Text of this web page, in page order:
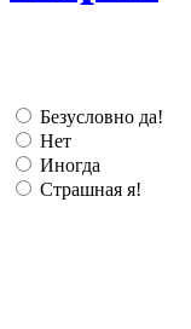
Безусловно да!
Нет
Иногда
Страшная я!